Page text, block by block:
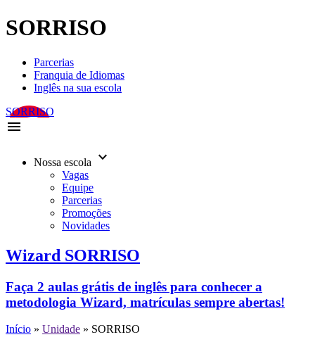
SORRISO
Parcerias
Franquia de Idiomas
Inglês na sua escola
SORRISO
menu
Nossa escola keyboard_arrow_down
Vagas
Equipe
Parcerias
Promoções
Novidades
Wizard SORRISO
Faça 2 aulas grátis de inglês para conhecer a
metodologia Wizard, matrículas sempre abertas!
Início » Unidade » SORRISO